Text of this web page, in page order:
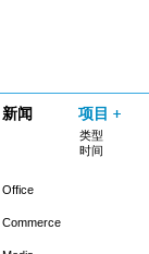
新闻 项目
类型
时间
Office
Commerce